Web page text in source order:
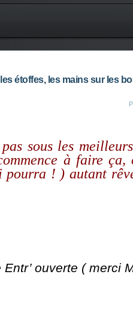
étoffes, les mains sur les
sous les
à faire
! ) autant
ouverte ( merci